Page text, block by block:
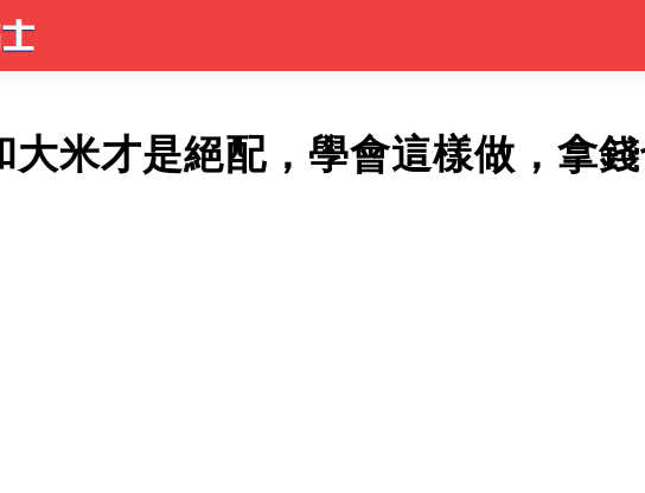
大米才是絕配，學會這樣做，拿